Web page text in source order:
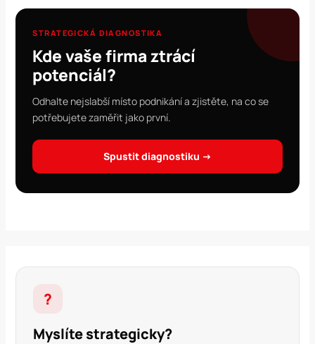
STRATEGICKÁ DIAGNOSTIKA
Kde vaše firma ztrácí
potenciál?
Odhalte nejslabší místo podnikání a zjistěte, na co se
potřebujete zaměřit jako první.
Spustit diagnostiku →
?
Myslíte strategicky?